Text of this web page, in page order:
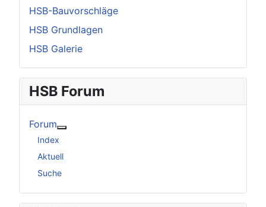
HSB-Bauvorschläge
HSB Grundlagen
HSB Galerie
HSB Forum
Forum
Index
Aktuell
Suche